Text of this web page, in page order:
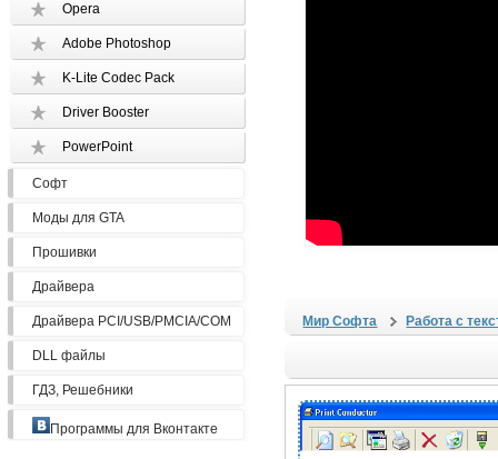
Opera
Adobe Photoshop
K-Lite Codec Pack
Driver Booster
PowerPoint
Софт
Моды для GTA
Прошивки
Драйвера
Драйвера PCI/USB/PMCIA/COM
DLL файлы
ГДЗ, Решебники
Программы для Вконтакте
Мир Софта Работа с